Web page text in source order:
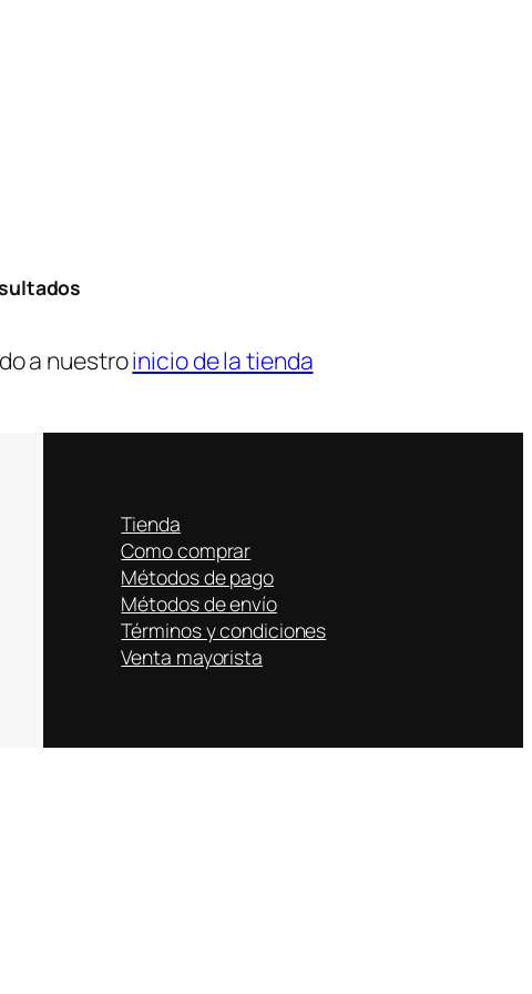
a nuestroinicio de la tienda
Tienda
Como comprar
Métodos de pago
Métodos de envío
Términos y condiciones
Venta mayorista